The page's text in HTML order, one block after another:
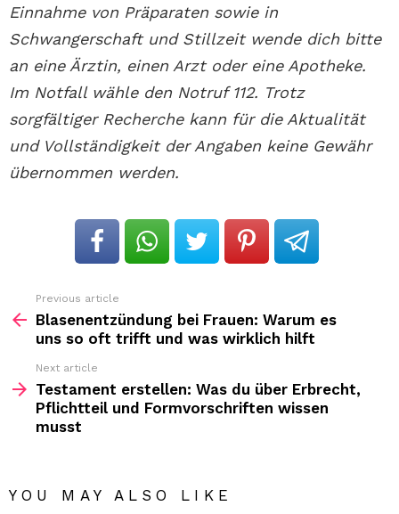
Einnahme von Präparaten sowie in
Schwangerschaft und Stillzeit wende dich bitte
an eine Ärztin, einen Arzt oder eine Apotheke.
Im Notfall wähle den Notruf 112. Trotz
sorgfältiger Recherche kann für die Aktualität
und Vollständigkeit der Angaben keine Gewähr
übernommen werden.
more
Previous article
Blasenentzündung bei Frauen: Warum es
uns so oft trifft und was wirklich hilft
Next article
Testament erstellen: Was du über Erbrecht,
Pflichtteil und Formvorschriften wissen
musst
YOU MAY ALSO LIKE